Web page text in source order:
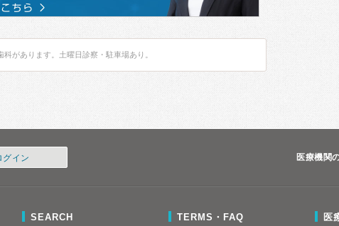
があります。土曜日診察・駐車場あり。
グイン 医療機関
SEARCH TERMS・FAQ 医